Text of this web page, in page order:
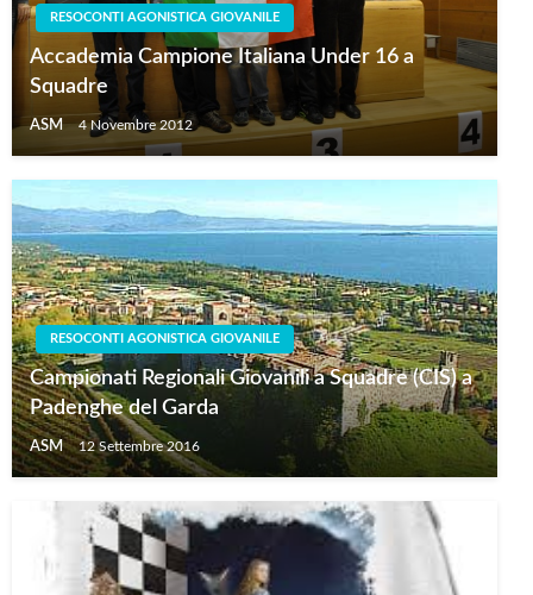
RESOCONTI AGONISTICA GIOVANILE
Accademia Campione Italiana Under 16 a
Squadre
ASM 4 Novembre 2012
RESOCONTI AGONISTICA GIOVANILE
Campionati Regionali Giovanili a Squadre (CIS) a
Padenghe del Garda
ASM 12 Settembre 2016